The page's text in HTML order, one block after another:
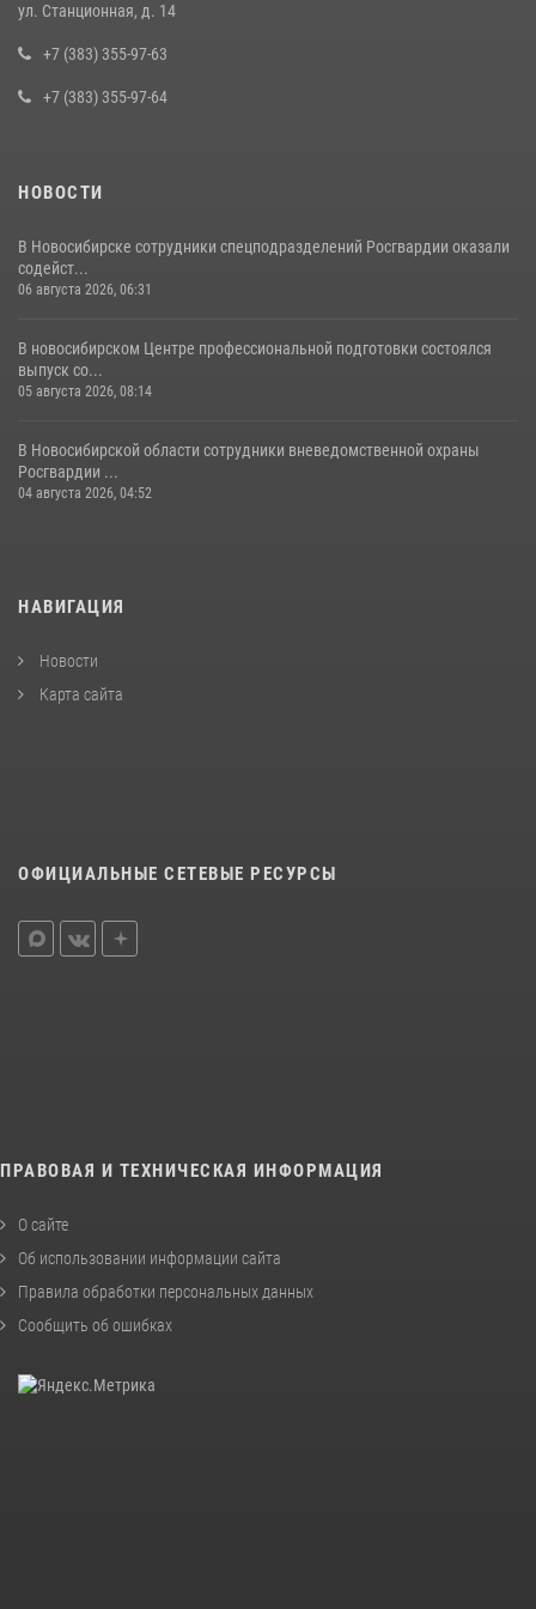
в сфере страхования
29 июля 2026, 05:19
ул. Станционная, д. 14
+7 (383) 355-97-63
+7 (383) 355-97-64
НОВОСТИ
В Новосибирске сотрудники спецподразделений Росгвардии оказали
содейст...
06 августа 2026, 06:31
В новосибирском Центре профессиональной подготовки состоялся
выпуск со...
05 августа 2026, 08:14
В Новосибирской области сотрудники вневедомственной охраны
Росгвардии ...
04 августа 2026, 04:52
НАВИГАЦИЯ
Новости
Карта сайта
ОФИЦИАЛЬНЫЕ СЕТЕВЫЕ РЕСУРСЫ
ПРАВОВАЯ И ТЕХНИЧЕСКАЯ ИНФОРМАЦИЯ
О сайте
Об использовании информации сайта
Правила обработки персональных данных
Сообщить об ошибках